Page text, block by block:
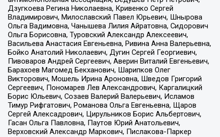
Дзугкоева Регина Николаевна, Кривенко Сергей
Владимирович, Милославский Павел Юрьевич, Шнырова
Ольга Вадимовна, Чанышева Лилия Айратовна, Сидорович
Ольга Борисовна, Туровский Александр Алексеевич,
Васильева Анастасия Евгеньевна, Ривина Анна Валерьевна,
Бойко Анатолий Николаевич, Дугин Сергей Георгиевич,
Пивоваров Андрей Сергеевич, Аверин Виталий Евгеньевич,
Барахоев Магомед Бекханович, Шарипков Олег
Викторович, Мошель Ирина Ароновна, Шведов Григорий
Сергеевич, Пономарев Лев Александрович, Каргалицкий
Борис Юльевич, Созаев Валерий Валерьевич, Исламов
Тимур Рифгатович, Романова Ольга Евгеньевна, Щаров
Сергей Алексадрович, Цирульников Борис Альбертович,
Гасан Ольга Павловна, Паутов Юрий Анатольевич,
Верховский Александр Маркович, Пислакова-Паркер